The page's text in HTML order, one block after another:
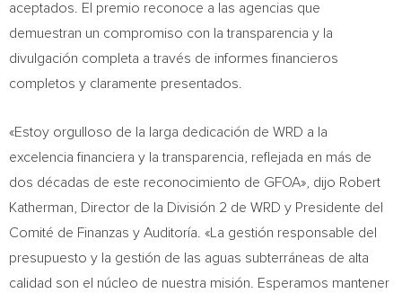
aceptados. El premio reconoce a las agencias que
demuestran un compromiso con la transparencia y la
divulgación completa a través de informes financieros
completos y claramente presentados.
«Estoy orgulloso de la larga dedicación de WRD a la
excelencia financiera y la transparencia, reflejada en más de
dos décadas de este reconocimiento de GFOA», dijo Robert
Katherman , Director de la División 2 de WRD y Presidente del
Comité de Finanzas y Auditoría. «La gestión responsable del
presupuesto y la gestión de las aguas subterráneas de alta
calidad son el núcleo de nuestra misión. Esperamos mantener